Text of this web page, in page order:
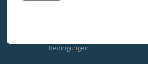
Bedingungen